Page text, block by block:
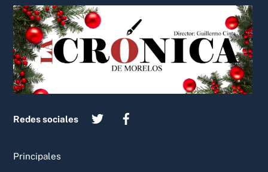
To
Top
Redes sociales
Principales